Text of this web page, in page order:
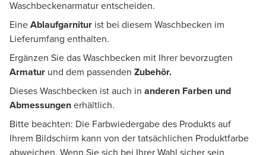
Waschbeckenarmatur entscheiden.
EineAblaufgarnitur ist bei diesem Waschbecken im
Lieferumfang enthalten.
Ergänzen Sie das Waschbecken mit Ihrer bevorzugten
Armatur und dem passenden Zubehör.
Dieses Waschbecken ist auch in anderen Farben und
Abmessungenerhältlich.
Bitte beachten: Die Farbwiedergabe des Produkts auf
Ihrem Bildschirm kann von der tatsächlichen Produktfarbe
abweichen. Wenn Sie sich bei Ihrer Wahl sicher sein